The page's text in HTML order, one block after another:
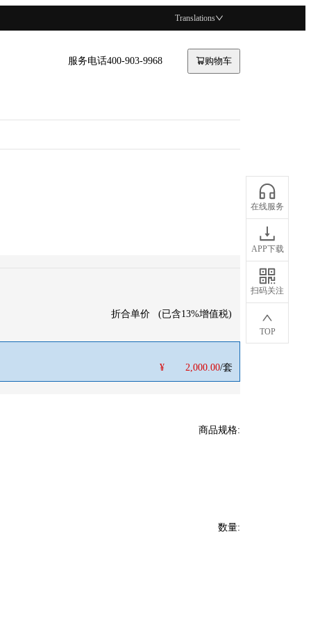
Translations
服务电话400-903-9968 购物车
在线服务
APP下载
扫码关注
TOP
折合单价 (已含13%增值税)
¥ 2,000.00/套
商品规格:
数量: